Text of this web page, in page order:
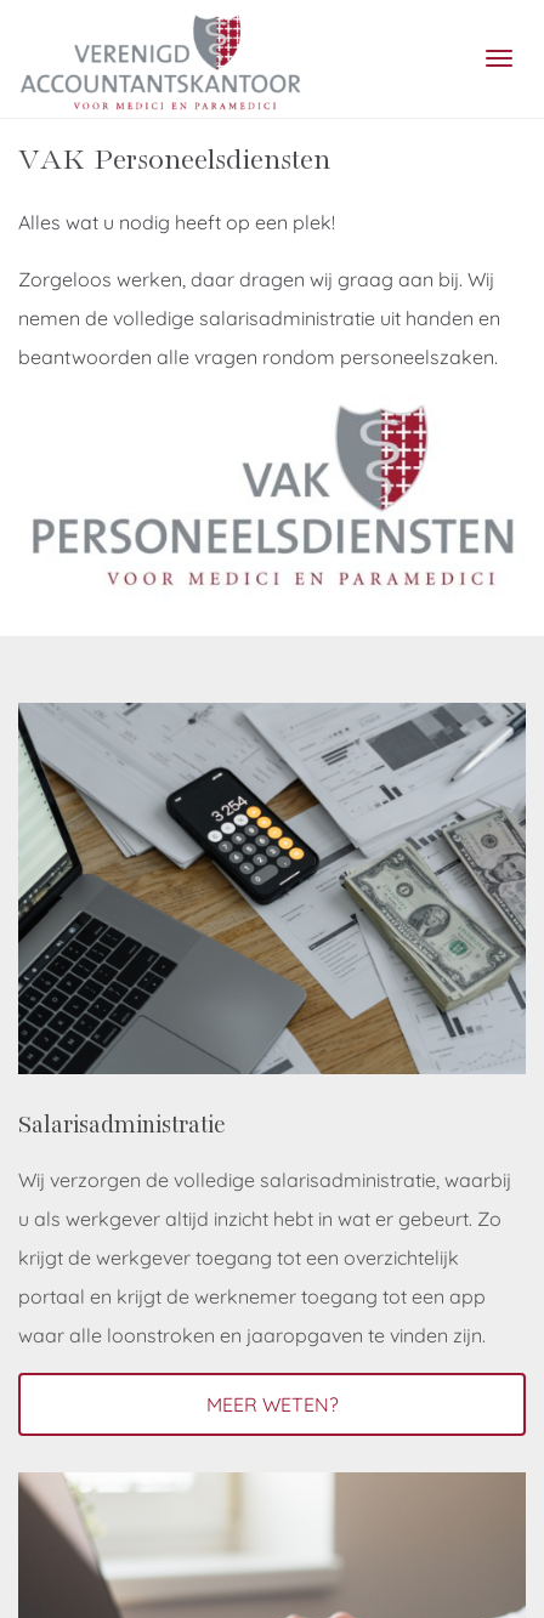
VAK Personeelsdiensten
Alles wat u nodig heeft op een plek!
Zorgeloos werken, daar dragen wij graag aan bij. Wij
nemen de volledige salarisadministratie uit handen en
beantwoorden alle vragen rondom personeelszaken.
Salarisadministratie
Wij verzorgen de volledige salarisadministratie, waarbij
u als werkgever altijd inzicht hebt in wat er gebeurt. Zo
krijgt de werkgever toegang tot een overzichtelijk
portaal en krijgt de werknemer toegang tot een app
waar alle loonstroken en jaaropgaven te vinden zijn.
MEER WETEN?